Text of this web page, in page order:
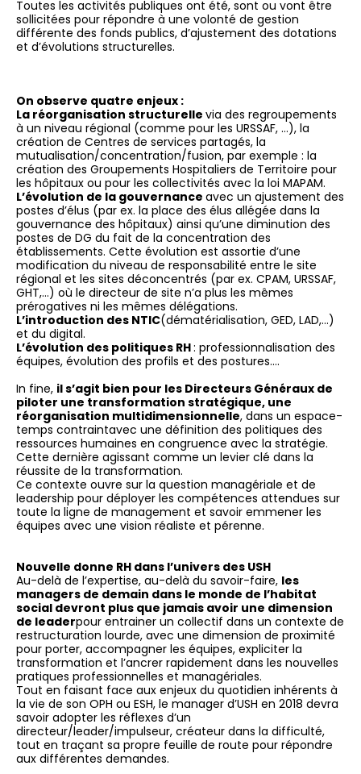
Toutes les activités publiques ont été, sont ou vont être
sollicitées pour répondre à une volonté de gestion
différente des fonds publics, d’ajustement des dotations
et d’évolutions structurelles.
On observe quatre enjeux :
La réorganisation structurellevia des regroupements
à un niveau régional (comme pour les URSSAF, …), la
création de Centres de services partagés, la
mutualisation/concentration/fusion, par exemple : la
création des Groupements Hospitaliers de Territoire pour
les hôpitaux ou pour les collectivités avec la loi MAPAM.
L’évolution de la gouvernanceavec un ajustement des
postes d’élus (par ex. la place des élus allégée dans la
gouvernance des hôpitaux) ainsi qu’une diminution des
postes de DG du fait de la concentration des
établissements. Cette évolution est assortie d’une
modification du niveau de responsabilité entre le site
régional et les sites déconcentrés (par ex. CPAM, URSSAF,
GHT,…) où le directeur de site n’a plus les mêmes
prérogatives ni les mêmes délégations.
L’introduction des NTIC(dématérialisation, GED, LAD,…)
et du digital.
L’évolution des politiques RH: professionnalisation des
équipes, évolution des profils et des postures….
In fine, il s’agit bien pour les Directeurs Généraux de
piloter une transformation stratégique, une
réorganisation multidimensionnelle, dans un espace-
temps contraintavec une définition des politiques des
ressources humaines en congruence avec la stratégie.
Cette dernière agissant comme un levier clé dans la
réussite de la transformation.
Ce contexte ouvre sur la question managériale et de
leadership pour déployer les compétences attendues sur
toute la ligne de management et savoir emmener les
équipes avec une vision réaliste et pérenne.
Nouvelle donne RH dans l’univers des USH
Au-delà de l’expertise, au-delà du savoir-faire, les
managers de demain dans le monde de l’habitat
social devront plus que jamais avoir une dimension
de leaderpour entrainer un collectif dans un contexte de
restructuration lourde, avec une dimension de proximité
pour porter, accompagner les équipes, expliciter la
transformation et l’ancrer rapidement dans les nouvelles
pratiques professionnelles et managériales.
Tout en faisant face aux enjeux du quotidien inhérents à
la vie de son OPH ou ESH, le manager d’USH en 2018 devra
savoir adopter les réflexes d’un
directeur/leader/impulseur, créateur dans la difficulté,
tout en traçant sa propre feuille de route pour répondre
aux différentes demandes.